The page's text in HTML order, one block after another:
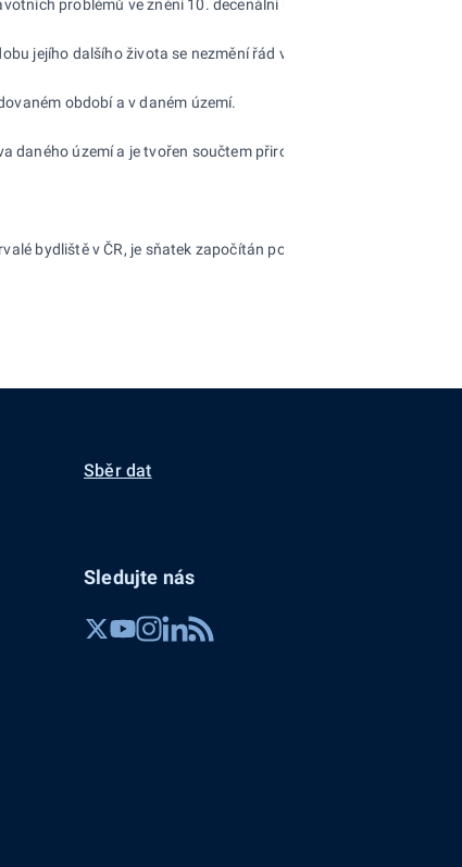
problémů ve znění 10. decenální revize (MKN-10), platné
jejího dalšího života se nezmění řád vymírání, zjištěný
období a v daném území.
území a je tvořen součtem přirozeného přírůstku a
bydliště v ČR, je sňatek započítán podle místa trvalého
Sběr dat
Sledujte nás